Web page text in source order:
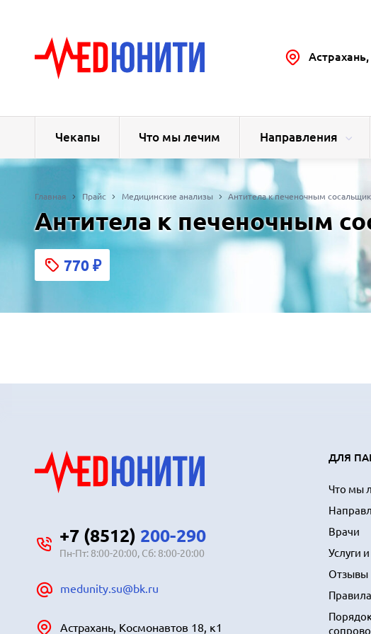
Чекапы Что мы лечим Направления
Главная Прайс Медицинские анализы Антитела к печеночным
Антитела к печеночным
770 ₽
+7 (8512) 200-290
Пн-Пт: 8:00-20:00, Сб: 8:00-20:00
medunity.su@bk.ru
Астрахань, Космонавтов 18, к1
ДЛЯ
Что мы
Врачи
Услуги
Отзывы